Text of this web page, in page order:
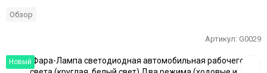
Обзор
Новый
Артикул: G0029